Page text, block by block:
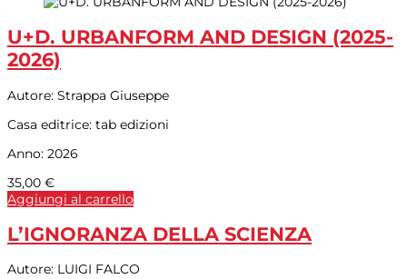
U+D. URBANFORM AND DESIGN (2025-
2026)
Autore: Strappa Giuseppe
Casa editrice: tab edizioni
Anno: 2026
35,00 €
Aggiungi al carrello
L’IGNORANZA DELLA SCIENZA
Autore: LUIGI FALCO